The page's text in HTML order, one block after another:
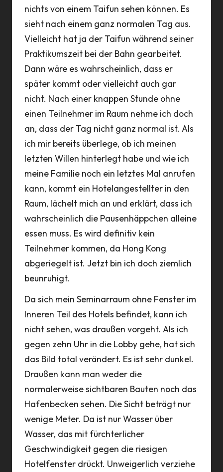
nichts von einem Taifun sehen können. Es
sieht nach einem ganz normalen Tag aus.
Vielleicht hat ja der Taifun während seiner
Praktikumszeit bei der Bahn gearbeitet.
Dann wäre es wahrscheinlich, dass er
später kommt oder vielleicht auch gar
nicht. Nach einer knappen Stunde ohne
einen Teilnehmer im Raum nehme ich doch
an, dass der Tag nicht ganz normal ist. Als
ich mir bereits überlege, ob ich meinen
letzten Willen hinterlegt habe und wie ich
meine Familie noch ein letztes Mal anrufen
kann, kommt ein Hotelangestellter in den
Raum, lächelt mich an und erklärt, dass ich
wahrscheinlich die Pausenhäppchen alleine
essen muss. Es wird definitiv kein
Teilnehmer kommen, da Hong Kong
abgeriegelt ist. Jetzt bin ich doch ziemlich
beunruhigt.
Da sich mein Seminarraum ohne Fenster im
Inneren Teil des Hotels befindet, kann ich
nicht sehen, was draußen vorgeht. Als ich
gegen zehn Uhr in die Lobby gehe, hat sich
das Bild total verändert. Es ist sehr dunkel.
Draußen kann man weder die
normalerweise sichtbaren Bauten noch das
Hafenbecken sehen. Die Sicht beträgt nur
wenige Meter. Da ist nur Wasser über
Wasser, das mit fürchterlicher
Geschwindigkeit gegen die riesigen
Hotelfenster drückt. Unweigerlich verziehe